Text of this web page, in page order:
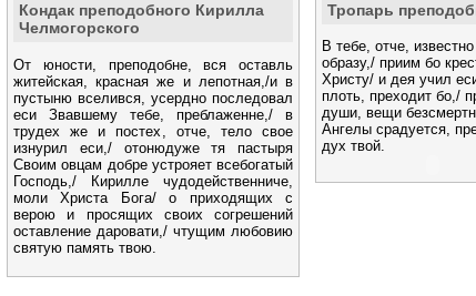
Кондак преподобного Кирилла
Челмогорского
От юности, преподобне, вся оставль
житейская, красная же и лепотная,/и в
пустыню вселився, усердно последовал
еси Звавшему тебе, преблаженне,/ в
трудех же и постех, отче, тело свое
изнурил еси,/ отонюдуже тя пастыря
Своим овцам добре устрояет всебогатый
Господь,/ Кирилле чудодейственниче,
моли Христа Бога/ о приходящих с
верою и просящих своих согрешений
оставление даровати,/ чтущим любовию
святую память твою.
Тропарь
В тебе, отче,
образу,/ приим бо
Христу/ и дея учил
плоть, преходит бо,/
души, вещи
Ангелы срадуется,
дух твой.